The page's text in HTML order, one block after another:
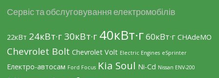
Сервіс та обслуговування електромобілів
22кВт 24кВт·г30кВт·г40кВт·г60кВт·г CHAdeMO
Chevrolet Bolt Chevrolet Volt Electric Engines eSprinter
Eлектро-автосам Ford Focus Kia Soul Ni-Cd Nissan ENV-200